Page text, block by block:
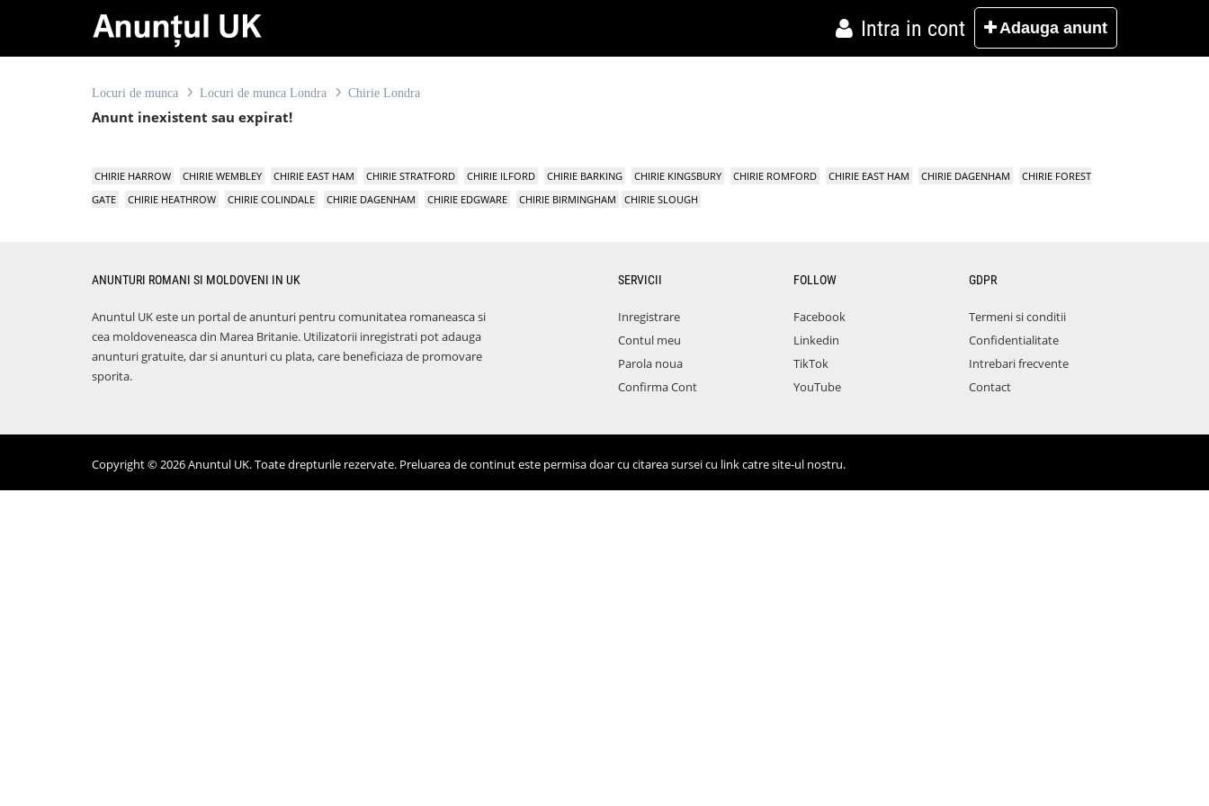
Intra in cont Adauga anunt
Locuri de munca Locuri de munca Londra Chirie Londra
Anunt inexistent sau expirat!
CHIRIE HARROW CHIRIE WEMBLEY CHIRIE EAST HAM CHIRIE STRATFORD CHIRIE ILFORD CHIRIE BARKING CHIRIE KINGSBURY CHIRIE ROMFORD CHIRIE EAST HAM CHIRIE DAGENHAM
CHIRIE FOREST
GATE
CHIRIE HEATHROW CHIRIE COLINDALE CHIRIE DAGENHAM CHIRIE EDGWARE CHIRIE BIRMINGHAM CHIRIE SLOUGH
ANUNTURI ROMANI SI MOLDOVENI IN UK
Anuntul UK este un portal de anunturi pentru comunitatea romaneasca si
cea moldoveneasca din Marea Britanie. Utilizatorii inregistrati pot adauga
anunturi gratuite, dar si anunturi cu plata, care beneficiaza de promovare
sporita.
SERVICII
Inregistrare
Contul meu
Parola noua
Confirma Cont
FOLLOW
Facebook
Linkedin
TikTok
YouTube
GDPR
Termeni si conditii
Confidentialitate
Intrebari frecvente
Contact
Copyright © 2026 Anuntul UK. Toate drepturile rezervate. Preluarea de continut este permisa doar cu citarea sursei cu link catre site-ul nostru.